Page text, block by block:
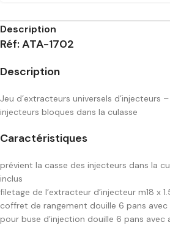
Description
Réf: ATA-1702
Description
Jeu d’extracteurs universels d’injecteurs
injecteurs bloques dans la culasse
Caractéristiques
prévient la casse des injecteurs dans la
inclus
filetage de l’extracteur d’injecteur m18 x
coffret de rangement douille 6 pans avec
pour buse d’injection douille 6 pans avec